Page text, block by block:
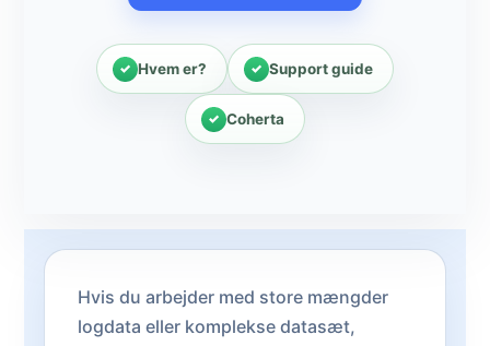
Hvem er? Support guide
Coherta
Hvis du arbejder med store mængder
logdata eller komplekse datasæt,